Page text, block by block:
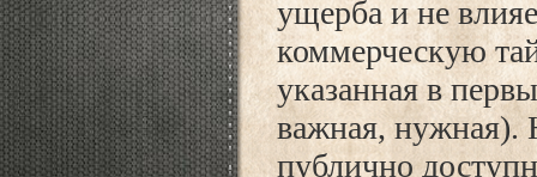
ущерба и не
коммерческую
указанная в
важная, нужная).
публично